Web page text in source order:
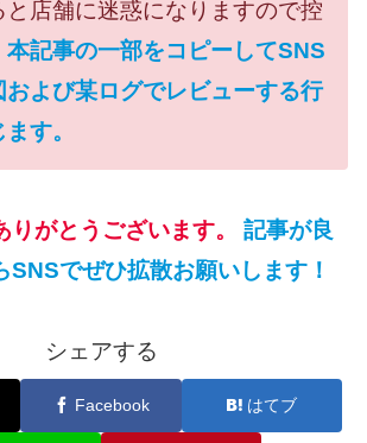
店舗に迷惑になりますので控
本記事の一部をコピーしてSNS
よび某ログでレビューする行
す。
がとうございます。
記事が良
SNSでぜひ拡散お願いします！
シェアする
Facebook はてブ